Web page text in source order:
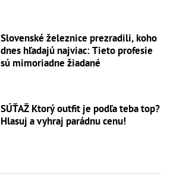
Slovenské železnice prezradili, koho
dnes hľadajú najviac: Tieto profesie
sú mimoriadne žiadané
SÚŤAŽ Ktorý outfit je podľa teba top?
Hlasuj a vyhraj parádnu cenu!